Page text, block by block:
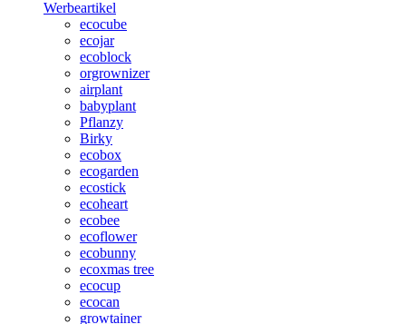
Werbeartikel
ecocube
ecojar
ecoblock
orgrownizer
airplant
babyplant
Pflanzy
Birky
ecobox
ecogarden
ecostick
ecoheart
ecobee
ecoflower
ecobunny
ecoxmas tree
ecocup
ecocan
growtainer